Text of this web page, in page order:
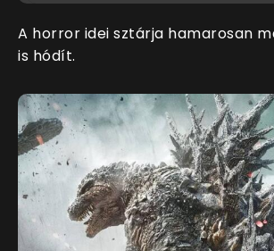
A horror idei sztárja hamarosan
is hódít.